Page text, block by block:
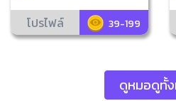
โปรไฟล์ 39-199
ดูหมอดูทั้